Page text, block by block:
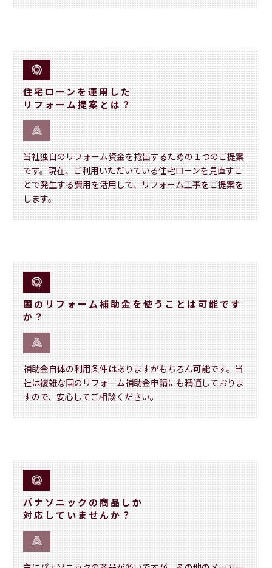
住宅ローンを運用した
リフォーム提案とは？
当社独自のリフォーム資金を捻出するための１つのご提案
です。現在、ご利用いただいている住宅ローンを見直すこ
とで発生する費用を活用して、リフォーム工事をご提案を
します。
国のリフォーム補助金を使うことは可能です
か？
補助金自体の利用条件はありますがもちろん可能です。当
社は複雑な国のリフォーム補助金申請にも精通しておりま
すので、安心してご相談ください。
パナソニックの商品しか
対応していませんか？